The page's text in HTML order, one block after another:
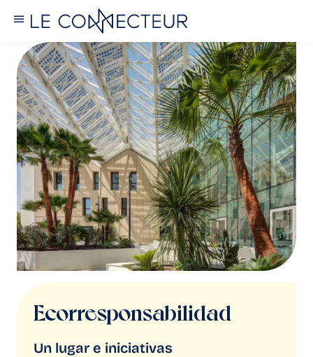
Ecorresponsabilidad
Un lugar e iniciativas